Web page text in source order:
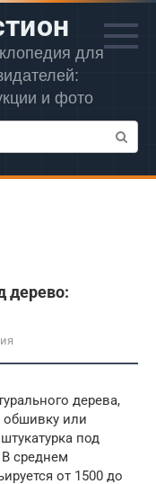
для
и фото
дерево:
дерева,
обшивку или
под
среднем
от 1500 до